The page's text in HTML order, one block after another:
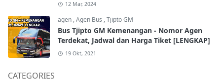
12 Mar, 2024
agen ,Agen Bus ,Tjipto GM
Bus Tjipto GM Kemenangan - Nomor Agen
Terdekat, Jadwal dan Harga Tiket [LENGKAP]
19 Okt, 2021
CATEGORIES